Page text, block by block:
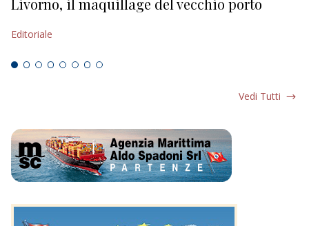
Livorno, il maquillage del vecchio porto
Editoriale
Vedi Tutti